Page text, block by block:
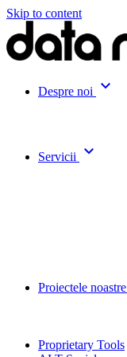
Skip to content
Despre noi expand_more
Servicii expand_more
Proiectele noastre
Proprietary Tools